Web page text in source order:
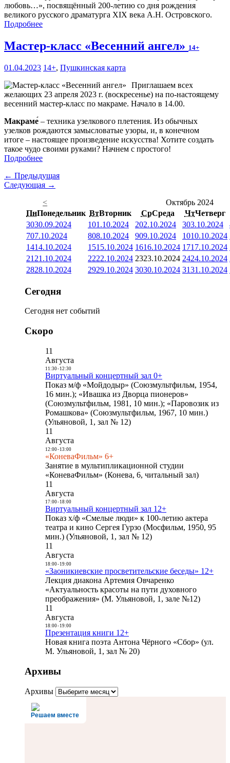
любовь…», посвящённый 200-летию со дня рождения
великого русского драматурга XIX века А.Н. Островского.
Подробнее
Мастер-класс «Весенний ангел» 14+
01.04.2023 14+, Пушкинская карта
Приглашаем всех
желающих 23 апреля 2023 г. (воскресенье) на по-настоящему
весенний мастер-класс по макраме. Начало в 14.00.
Макраме́ – техника узелкового плетения. Из обычных
узелков рождаются замысловатые узоры, и, в конечном
итоге – настоящее произведение искусства! Хотите создать
такое чудо своими руками? Начнем с простого!
Подробнее
← Предыдущая
Следующая →
<
Октябрь 2024
ПнПонедельник ВтВторник СрСреда ЧтЧетверг
3030.09.2024 101.10.2024 202.10.2024 303.10.2024
707.10.2024 808.10.2024 909.10.2024 1010.10.2024
1414.10.2024 1515.10.2024 1616.10.2024 1717.10.2024
21 21.10.2024 2222.10.2024 2323.10.2024 2424.10.2024
2828.10.2024 2929.10.2024 3030.10.2024 3131.10.2024
Сегодня
Сегодня нет событий
Скоро
11
Августа
11:30- 12:30
Виртуальный концертный зал 0+
Показ м/ф «Мойдодыр» (Союзмультфильм, 1954,
16 мин.); «Ивашка из Дворца пионеров»
(Союзмультфильм, 1981, 10 мин.); «Паровозик из
Ромашкова» (Союзмультфильм, 1967, 10 мин.)
(Ульяновой, 1, зал № 12)
11
Августа
12:00- 13:00
«КоневаФильм» 6+
Занятие в мультипликационной студии
«КоневаФильм» (Конева, 6, читальный зал)
11
Августа
17:00- 18:00
Виртуальный концертный зал 12+
Показ х/ф «Смелые люди» к 100-летию актера
театра и кино Сергея Гурзо (Мосфильм, 1950, 95
мин.) (Ульяновой, 1, зал № 12)
11
Августа
18:00- 19:00
«Заоникиевские просветительские беседы» 12+
Лекция диакона Артемия Овчаренко
«Актуальность красоты на пути духовного
преображения» (М. Ульяновой, 1, зале №12)
11
Августа
18:00- 19:00
Презентация книги 12+
Новая книга поэта Антона Чёрного «Сбор» (ул.
М. Ульяновой, 1, зал № 20)
Архивы
Архивы
Решаем вместе